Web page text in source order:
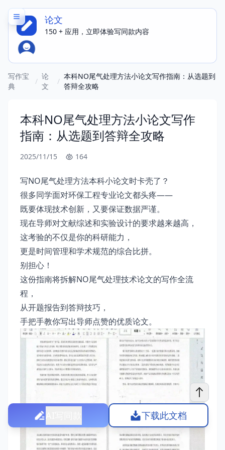
论文
150 + 应用，立即体验写同款内容
写作宝
典
/
论
文
/
本科NO尾气处理方法小论文写作指南：从选题到
答辩全攻略
本科NO尾气处理方法小论文写作
指南：从选题到答辩全攻略
2025/11/15 164
写NO尾气处理方法本科小论文时卡壳了？
很多同学面对环保工程专业论文都头疼——
既要体现技术创新，又要保证数据严谨。
现在导师对文献综述和实验设计的要求越来越高，
这考验的不仅是你的科研能力，
更是时间管理和学术规范的综合比拼。
别担心！
这份指南将拆解NO尾气处理技术论文的写作全流
程，
从开题报告到答辩技巧，
手把手教你写出导师点赞的优质论文。
下载此文档